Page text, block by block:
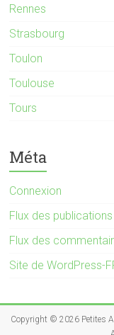
Rennes
Strasbourg
Toulon
Toulouse
Tours
Méta
Connexion
Flux des publications
Flux des
Site de WordPress-
Copyright © 2026 Petites